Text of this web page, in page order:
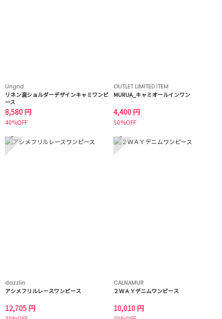
Ungrid
リネン混ショルダーデザインキャミワンピ
ース
8,580 円
40%OFF
OUTLET LIMITED ITEM
MURUA_キャミオールインワン
4,400 円
50%OFF
5
dazzlin
アシメフリルレースワンピース
12,705 円
6
CALNAMUR
２ＷＡＹデニムワンピース
10,010 円